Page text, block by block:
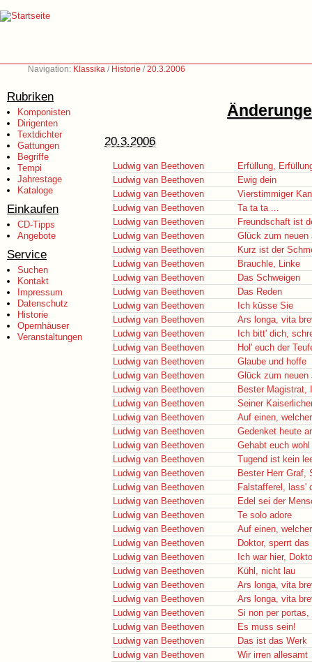
Navigation: Klassika / Historie /20.3.2006
Rubriken
Komponisten
Dirigenten
Textdichter
Gattungen
Begriffe
Tempi
Jahrestage
Kataloge
Einkaufen
CD-Tipps
Angebote
Service
Suchen
Kontakt
Impressum
Datenschutz
Historie
Opernhäuser
Veranstaltungen
20.3.2006
Ludwig van Beethoven
Erfüllung,
Ludwig van Beethoven
Ewig dein
Ludwig van Beethoven
Vierstimmiger
Ludwig van Beethoven
Ta ta ta ...
Ludwig van Beethoven
Freundschaft ist
Ludwig van Beethoven
Glück zum neuen
Ludwig van Beethoven
Kurz ist der
Ludwig van Beethoven
Brauchle, Linke
Ludwig van Beethoven
Das Schweigen
Ludwig van Beethoven
Das Reden
Ludwig van Beethoven
Ich küsse Sie
Ludwig van Beethoven
Ars longa, vita
Ludwig van Beethoven
Ich bitt' dich,
Ludwig van Beethoven
Hol' euch der
Ludwig van Beethoven
Glaube und hoffe
Ludwig van Beethoven
Glück zum neuen
Ludwig van Beethoven
Bester Magistrat,
Ludwig van Beethoven
Seiner
Ludwig van Beethoven
Auf einen,
Ludwig van Beethoven
Gedenket heute
Ludwig van Beethoven
Gehabt euch wohl
Ludwig van Beethoven
Tugend ist kein
Ludwig van Beethoven
Bester Herr Graf,
Ludwig van Beethoven
Falstafferel, lass'
Ludwig van Beethoven
Edel sei der
Ludwig van Beethoven
Te solo adore
Ludwig van Beethoven
Auf einen,
Ludwig van Beethoven
Doktor, sperrt das
Ludwig van Beethoven
Ich war hier,
Ludwig van Beethoven
Kühl, nicht lau
Ludwig van Beethoven
Ars longa, vita
Ludwig van Beethoven
Ars longa, vita
Ludwig van Beethoven
Si non per portas,
Ludwig van Beethoven
Es muss sein!
Ludwig van Beethoven
Das ist das Werk
Ludwig van Beethoven
Wir irren allesamt